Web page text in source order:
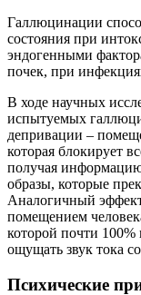
Галлюцинации
состояния при
эндогенными
почек, при
В ходе научных
испытуемых
депривации –
которая блокирует
получая информацию
образы, которые
Аналогичный
помещением
которой почти
ощущать звук тока
Психические